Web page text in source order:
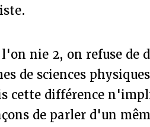
nie 2, on refuse de
de sciences
cette différence
de parler d'un